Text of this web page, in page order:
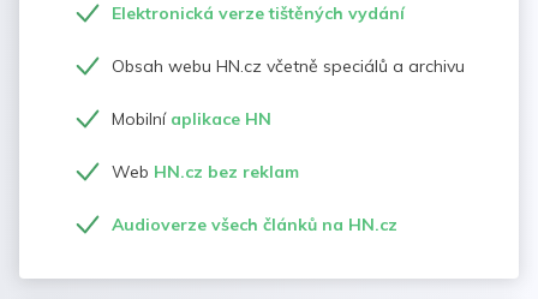
Elektronická verze tištěných vydání
Obsah webu HN.cz včetně speciálů a archivu
Mobilní aplikace HN
Web HN.cz bez reklam
Audioverze všech článků na HN.cz